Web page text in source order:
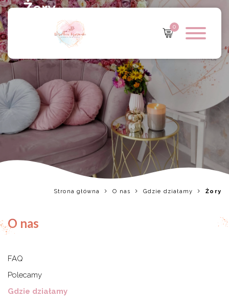
0
Żory
Strona główna O nas Gdzie działamy Żory
O nas
FAQ
Polecamy
Gdzie działamy